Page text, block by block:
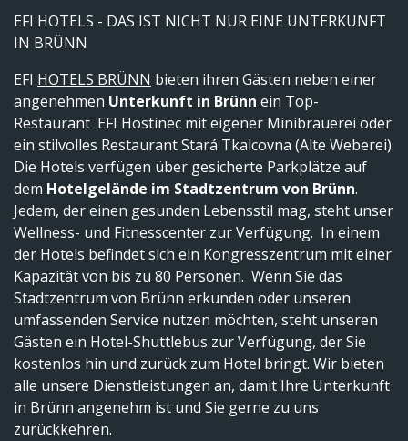
EFI HOTELS - DAS IST NICHT NUR EINE UNTERKUNFT
IN BRÜNN
EFI HOTELS BRÜNN bieten ihren Gästen neben einer
angenehmen Unterkunft in Brünn ein Top-
Restaurant EFI Hostinec mit eigener Minibrauerei oder
ein stilvolles Restaurant Stará Tkalcovna (Alte Weberei).
Die Hotels verfügen über gesicherte Parkplätze auf
dem Hotelgelände im Stadtzentrum von Brünn.
Jedem, der einen gesunden Lebensstil mag, steht unser
Wellness- und Fitnesscenter zur Verfügung. In einem
der Hotels befindet sich ein Kongresszentrum mit einer
Kapazität von bis zu 80 Personen. Wenn Sie das
Stadtzentrum von Brünn erkunden oder unseren
umfassenden Service nutzen möchten, steht unseren
Gästen ein Hotel-Shuttlebus zur Verfügung, der Sie
kostenlos hin und zurück zum Hotel bringt. Wir bieten
alle unsere Dienstleistungen an, damit Ihre Unterkunft
in Brünn angenehm ist und Sie gerne zu uns
zurückkehren.